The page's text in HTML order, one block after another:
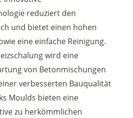
reduziert den
und bietet einen hohen
eine einfache Reinigung.
wird eine
von Betonmischungen
verbesserten Bauqualität
Moulds bieten eine
zu herkömmlichen